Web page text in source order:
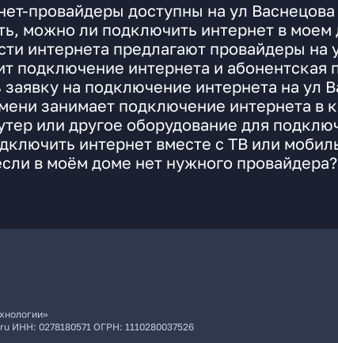
провайдеры доступны на ул Васнецова
можно ли подключить интернет в моем
интернета предлагают провайдеры на
подключение интернета и абонентская
заявку на подключение интернета на ул
занимает подключение интернета в
или другое оборудование для
интернет вместе с ТВ или
в моём доме нет нужного провайдера?
ИНН: 0278180571 ОГРН: 1110280037526